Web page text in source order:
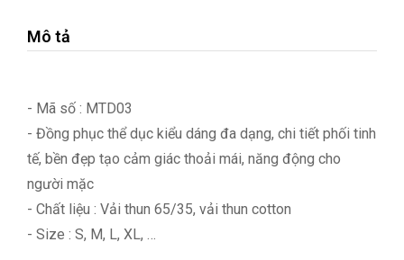
Mô tả
- Mã số : MTD03
- Đồng phục thể dục kiểu dáng đa dạng, chi tiết phối tinh
tế, bền đẹp tạo cảm giác thoải mái, năng động cho
người mặc
- Chất liệu : Vải thun 65/35, vải thun cotton
- Size : S, M, L, XL, …